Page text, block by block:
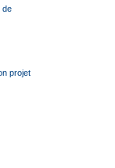
de
projet